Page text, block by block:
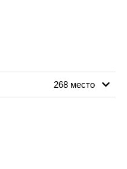
268 место